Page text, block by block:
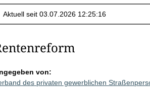
von:
des privaten gewerblichen